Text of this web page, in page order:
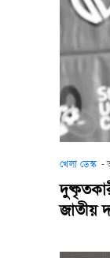
খেলা ডেস্ক -
জাতীয়